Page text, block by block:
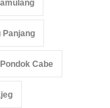
Panjang
Cabe